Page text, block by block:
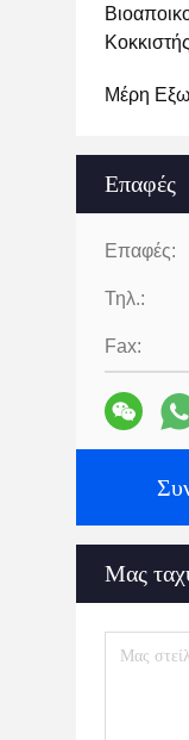
Κοκκιστής
Μέρη
Επαφές
Επαφές:
Τηλ.:
Fax:
Μας